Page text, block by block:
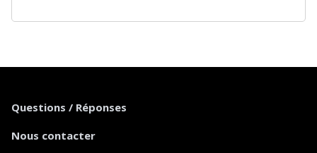
Questions / Réponses
Nous contacter